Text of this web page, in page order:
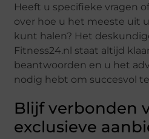
Heeft u specifieke vragen
over hoe u het meeste uit
kunt halen? Het
Fitness24.nl staat altijd
beantwoorden en u het
nodig hebt om succesvol
Blijf verbonden
exclusieve